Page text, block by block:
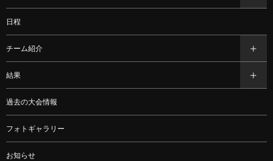
日程
チーム紹介
結果
過去の大会情報
フォトギャラリー
お知らせ